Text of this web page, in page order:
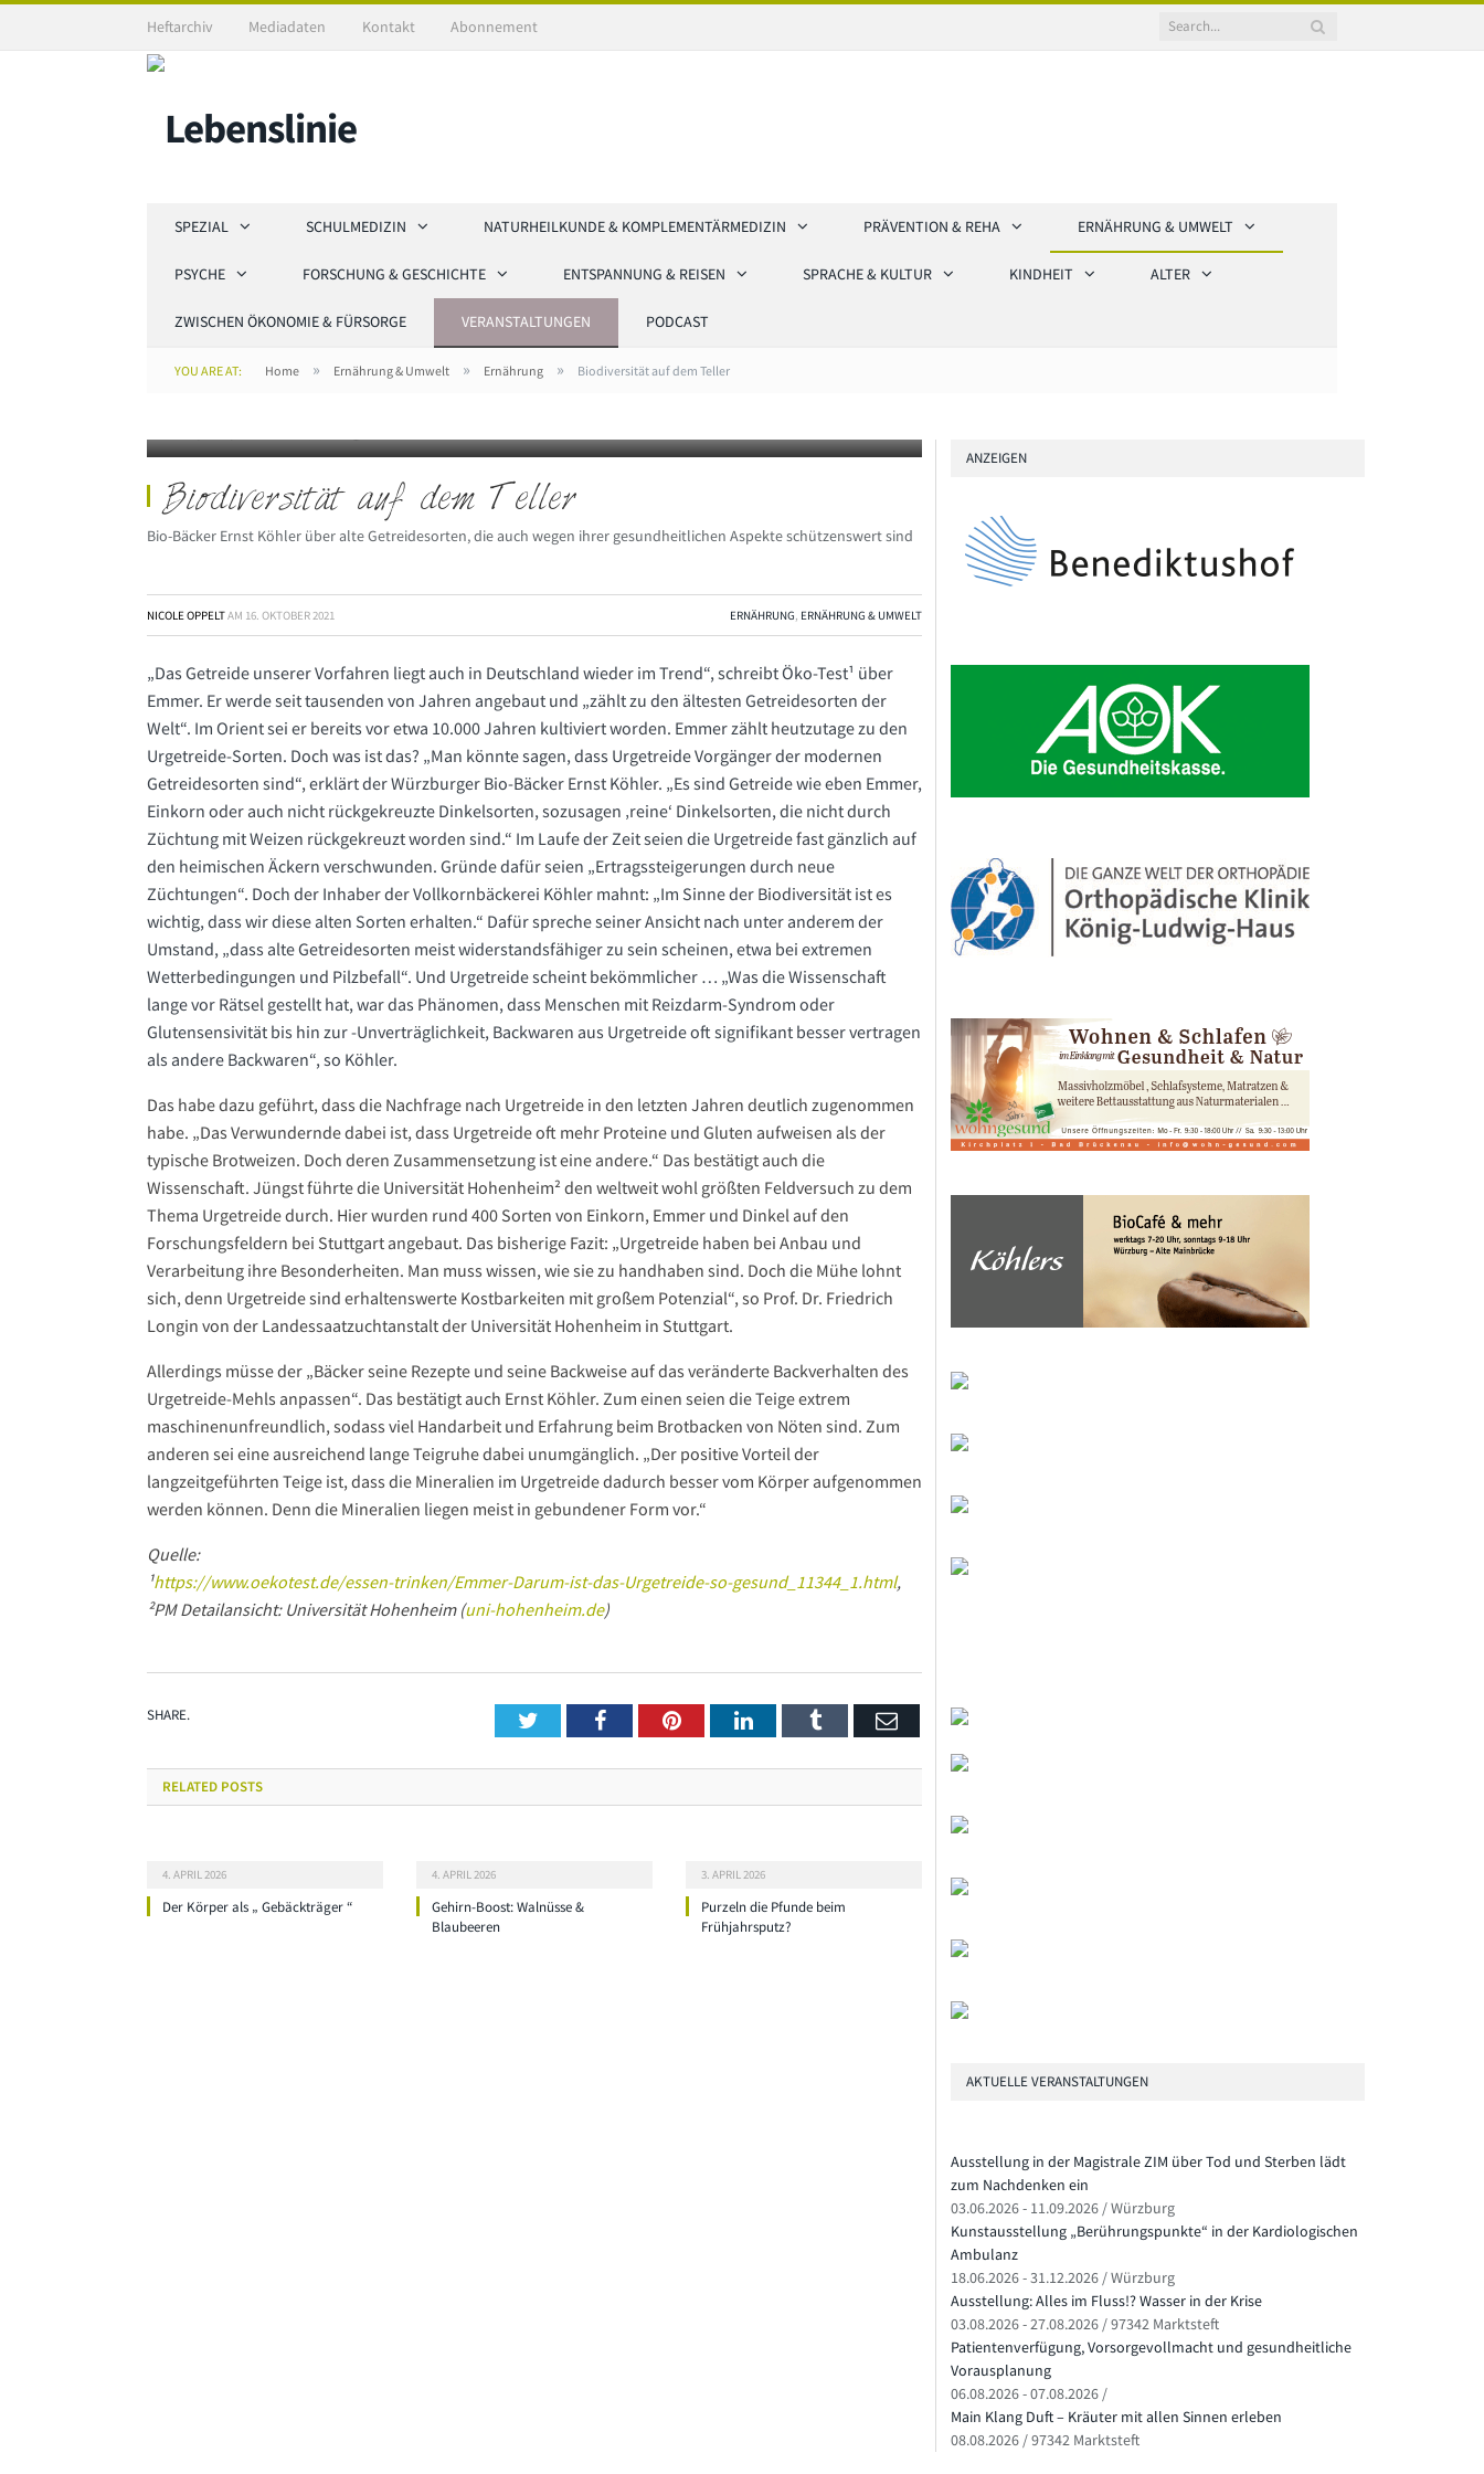
Heftarchiv Mediadaten Kontakt Abonnement
SPEZIAL SCHULMEDIZIN NATURHEILKUNDE & KOMPLEMENTÄRMEDIZIN PRÄVENTION & REHA ERNÄHRUNG & UMWELT
PSYCHE FORSCHUNG & GESCHICHTE ENTSPANNUNG & REISEN SPRACHE & KULTUR KINDHEIT ALTER
ZWISCHEN ÖKONOMIE & FÜRSORGE VERANSTALTUNGEN PODCAST
YOU ARE AT: Home » Ernährung & Umwelt » Ernährung » Biodiversität auf dem Teller
Biodiversität auf dem Teller
Bio-Bäcker Ernst Köhler über alte Getreidesorten, die auch wegen ihrer gesundheitlichen Aspekte schützenswert sind
NICOLE OPPELTAM 16. OKTOBER 2021 ERNÄHRUNG, ERNÄHRUNG & UMWELT
„Das Getreide unserer Vorfahren liegt auch in Deutschland wieder im Trend“, schreibt Öko-Test¹ über
Emmer. Er werde seit tausenden von Jahren angebaut und „zählt zu den ältesten Getreidesorten der
Welt“. Im Orient sei er bereits vor etwa 10.000 Jahren kultiviert worden. Emmer zählt heutzutage zu den
Urgetreide-Sorten. Doch was ist das? „Man könnte sagen, dass Urgetreide Vorgänger der modernen
Getreidesorten sind“, erklärt der Würzburger Bio-Bäcker Ernst Köhler. „Es sind Getreide wie eben Emmer,
Einkorn oder auch nicht rückgekreuzte Dinkelsorten, sozusagen ‚reine‘ Dinkelsorten, die nicht durch
Züchtung mit Weizen rückgekreuzt worden sind.“ Im Laufe der Zeit seien die Urgetreide fast gänzlich auf
den heimischen Äckern verschwunden. Gründe dafür seien „Ertragssteigerungen durch neue
Züchtungen“. Doch der Inhaber der Vollkornbäckerei Köhler mahnt: „Im Sinne der Biodiversität ist es
wichtig, dass wir diese alten Sorten erhalten.“ Dafür spreche seiner Ansicht nach unter anderem der
Umstand, „dass alte Getreidesorten meist widerstandsfähiger zu sein scheinen, etwa bei extremen
Wetterbedingungen und Pilzbefall“. Und Urgetreide scheint bekömmlicher … „Was die Wissenschaft
lange vor Rätsel gestellt hat, war das Phänomen, dass Menschen mit Reizdarm-Syndrom oder
Glutensensivität bis hin zur -Unverträglichkeit, Backwaren aus Urgetreide oft signifikant besser vertragen
als andere Backwaren“, so Köhler.
Das habe dazu geführt, dass die Nachfrage nach Urgetreide in den letzten Jahren deutlich zugenommen
habe. „Das Verwundernde dabei ist, dass Urgetreide oft mehr Proteine und Gluten aufweisen als der
typische Brotweizen. Doch deren Zusammensetzung ist eine andere.“ Das bestätigt auch die
Wissenschaft. Jüngst führte die Universität Hohenheim² den weltweit wohl größten Feldversuch zu dem
Thema Urgetreide durch. Hier wurden rund 400 Sorten von Einkorn, Emmer und Dinkel auf den
Forschungsfeldern bei Stuttgart angebaut. Das bisherige Fazit: „Urgetreide haben bei Anbau und
Verarbeitung ihre Besonderheiten. Man muss wissen, wie sie zu handhaben sind. Doch die Mühe lohnt
sich, denn Urgetreide sind erhaltenswerte Kostbarkeiten mit großem Potenzial“, so Prof. Dr. Friedrich
Longin von der Landessaatzuchtanstalt der Universität Hohenheim in Stuttgart.
Allerdings müsse der „Bäcker seine Rezepte und seine Backweise auf das veränderte Backverhalten des
Urgetreide-Mehls anpassen“. Das bestätigt auch Ernst Köhler. Zum einen seien die Teige extrem
maschinenunfreundlich, sodass viel Handarbeit und Erfahrung beim Brotbacken von Nöten sind. Zum
anderen sei eine ausreichend lange Teigruhe dabei unumgänglich. „Der positive Vorteil der
langzeitgeführten Teige ist, dass die Mineralien im Urgetreide dadurch besser vom Körper aufgenommen
werden können. Denn die Mineralien liegen meist in gebundener Form vor.“
Quelle:
¹https://www.oekotest.de/essen-trinken/Emmer-Darum-ist-das-Urgetreide-so-gesund_11344_1.html,
²PM Detailansicht: Universität Hohenheim (uni-hohenheim.de)
SHARE. TwitterFacebookPinterestLinkedInTumblr Email
RELATED POSTS
4. APRIL 2026
Der Körper als „ Gebäckträger “
4. APRIL 2026
Gehirn-Boost: Walnüsse &
Blaubeeren
3. APRIL 2026
Purzeln die Pfunde beim
Frühjahrsputz?
ANZEIGEN
AKTUELLE VERANSTALTUNGEN
Ausstellung in der Magistrale ZIM über Tod und Sterben lädt
zum Nachdenken ein
03.06.2026 - 11.09.2026 / Würzburg
Kunstausstellung „Berührungspunkte“ in der Kardiologischen
Ambulanz
18.06.2026 - 31.12.2026 / Würzburg
Ausstellung: Alles im Fluss!? Wasser in der Krise
03.08.2026 - 27.08.2026 / 97342 Marktsteft
Patientenverfügung, Vorsorgevollmacht und gesundheitliche
Vorausplanung
06.08.2026 - 07.08.2026 /
Main Klang Duft – Kräuter mit allen Sinnen erleben
08.08.2026 / 97342 Marktsteft